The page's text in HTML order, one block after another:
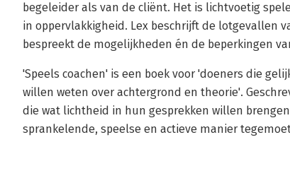
begeleider als van de cliënt. Het is lichtvoetig
in oppervlakkigheid. Lex beschrijft de lotgevallen
bespreekt de mogelijkheden én de beperkingen
'Speels coachen' is een boek voor 'doeners die
willen weten over achtergrond en theorie'.
die wat lichtheid in hun gesprekken willen
sprankelende, speelse en actieve manier